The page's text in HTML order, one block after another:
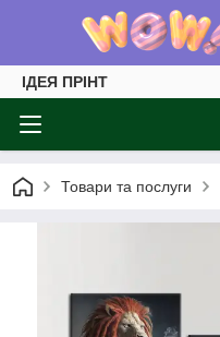
ІДЕЯ ПРІНТ
Товари та послуги